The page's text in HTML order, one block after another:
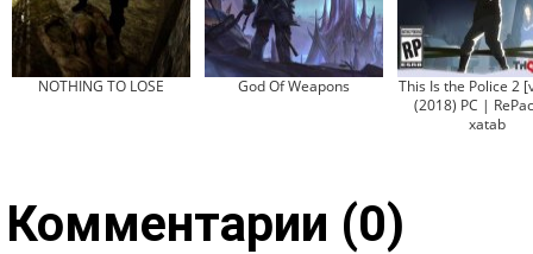
NOTHING TO LOSE God Of Weapons
This Is the Police 2
(2018) PC |
xatab
Комментарии (0)